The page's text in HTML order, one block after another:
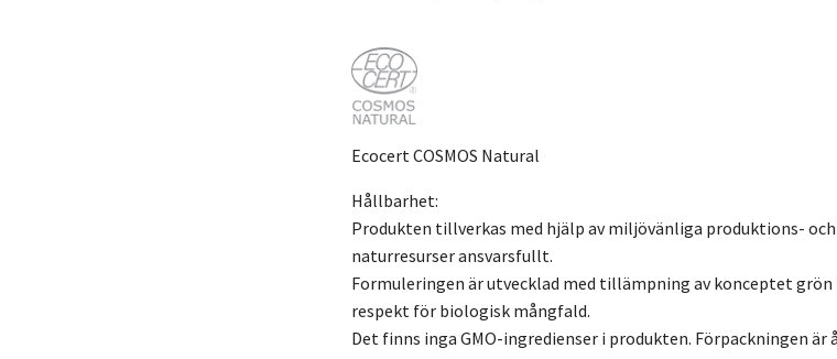
Ecocert COSMOS Natural
Hållbarhet:
Produkten tillverkas med hjälp av miljövänliga produktions-
naturresurser ansvarsfullt.
Formuleringen är utvecklad med tillämpning av konceptet
respekt för biologisk mångfald.
Det finns inga GMO-ingredienser i produkten. Förpackningen är